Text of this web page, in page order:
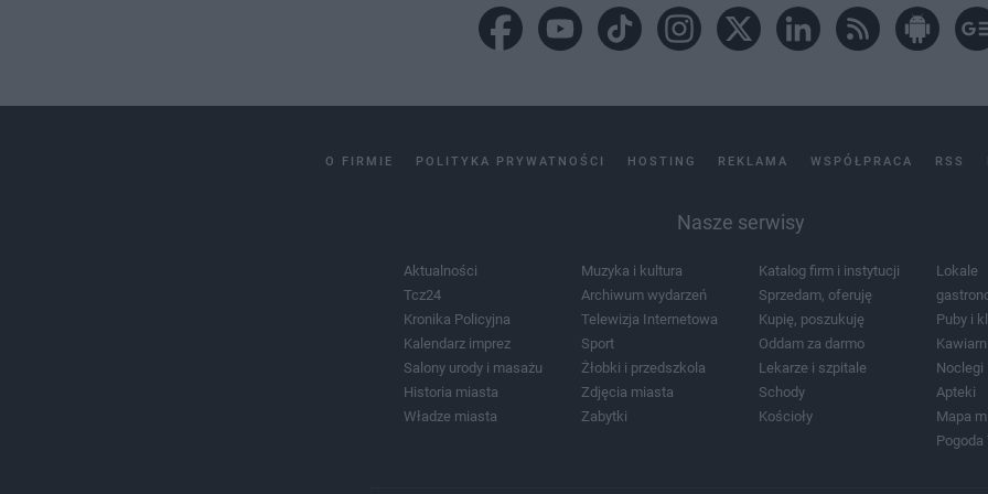
O FIRMIE POLITYKA PRYWATNOŚCI HOSTING REKLAMA WSPÓŁPRACA RSS
Nasze serwisy
Aktualności
Tcz24
Kronika Policyjna
Kalendarz imprez
Salony urody i masażu
Historia miasta
Władze miasta
Muzyka i kultura
Archiwum wydarzeń
Telewizja Internetowa
Sport
Żłobki i przedszkola
Zdjęcia miasta
Zabytki
Katalog firm i instytucji
Sprzedam, oferuję
Kupię, poszukuję
Oddam za darmo
Lekarze i szpitale
Schody
Kościoły
Lokale
Puby i
Noclegi
Apteki
Mapa
Pogoda